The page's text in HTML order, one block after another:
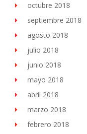
octubre 2018
septiembre 2018
agosto 2018
julio 2018
junio 2018
mayo 2018
abril 2018
marzo 2018
febrero 2018